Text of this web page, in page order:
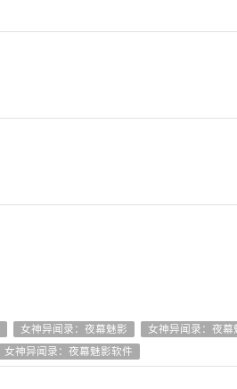
女神异闻录：夜幕魅影
女神异闻录：夜幕
女神异闻录：夜幕魅影软件